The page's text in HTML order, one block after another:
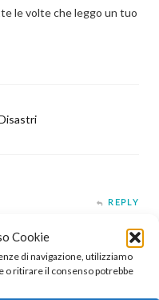
Cookie
di navigazione, utilizziamo
o ritirare il consenso potrebbe
le volte che leggo un tuo
REPLY
mi tenti.